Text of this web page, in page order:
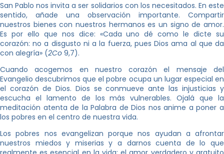
San Pablo nos invita a ser solidarios con los necesitados. En este
sentido, añade una observación importante. Compartir
nuestros bienes con nuestros hermanos es un signo de amor.
Es por ello que nos dice: «Cada uno dé como le dicte su
corazón: no a disgusto ni a la fuerza, pues Dios ama al que da
con alegría» (2Co 9,7).
Cuando acogemos en nuestro corazón el mensaje del
Evangelio descubrimos que el pobre ocupa un lugar especial en
el corazón de Dios. Dios se conmueve ante las injusticias y
escucha el lamento de los más vulnerables. Ojalá que la
meditación atenta de la Palabra de Dios nos anime a poner a
los pobres en el centro de nuestra vida.
Los pobres nos evangelizan porque nos ayudan a afrontar
nuestros miedos y miserias y a darnos cuenta de lo que